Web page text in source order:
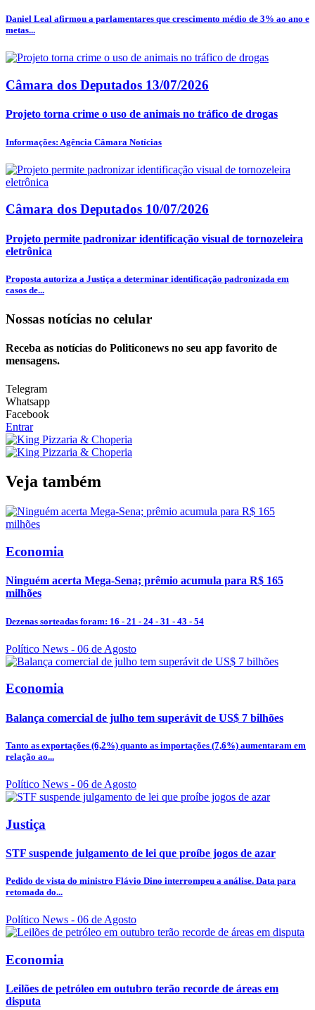
Daniel Leal afirmou a parlamentares que crescimento médio de 3% ao ano e
metas...
Câmara dos Deputados 13/07/2026
Projeto torna crime o uso de animais no tráfico de drogas
Informações: Agência Câmara Notícias
Câmara dos Deputados 10/07/2026
Projeto permite padronizar identificação visual de tornozeleira
eletrônica
Proposta autoriza a Justiça a determinar identificação padronizada em
casos de...
Nossas notícias no celular
Receba as notícias do Politiconews no seu app favorito de
mensagens.
Telegram
Whatsapp
Facebook
Entrar
Veja também
Economia
Ninguém acerta Mega-Sena; prêmio acumula para R$ 165
milhões
Dezenas sorteadas foram: 16 - 21 - 24 - 31 - 43 - 54
Político News - 06 de Agosto
Economia
Balança comercial de julho tem superávit de US$ 7 bilhões
Tanto as exportações (6,2%) quanto as importações (7,6%) aumentaram em
relação ao...
Político News - 06 de Agosto
Justiça
STF suspende julgamento de lei que proíbe jogos de azar
Pedido de vista do ministro Flávio Dino interrompeu a análise. Data para
retomada do...
Político News - 06 de Agosto
Economia
Leilões de petróleo em outubro terão recorde de áreas em
disputa